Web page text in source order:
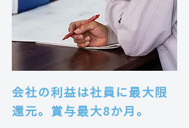
会社の利益は社員に最大限
還元。 賞与最大8か月。